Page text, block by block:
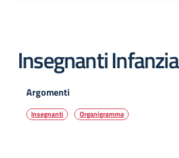
Insegnanti Infanzia
Argomenti
Insegnanti Organigramma